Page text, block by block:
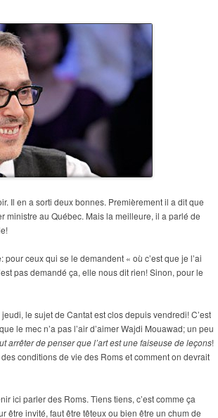
Il en a sorti deux bonnes. Premièrement il a dit que
au Québec. Mais la meilleure, il a parlé de
pour ceux qui se le demandent « où c’est que je l’ai
pas demandé ça, elle nous dit rien! Sinon, pour le
le sujet de Cantat est clos depuis vendredi! C’est
le mec n’a pas l’air d’aimer Wajdi Mouawad; un peu
arrêter de penser que l’art est une faiseuse de leçons!
conditions de vie des Roms et comment on devrait
ici parler des Roms. Tiens tiens, c’est comme ça
être invité, faut être têteux ou bien être un chum de